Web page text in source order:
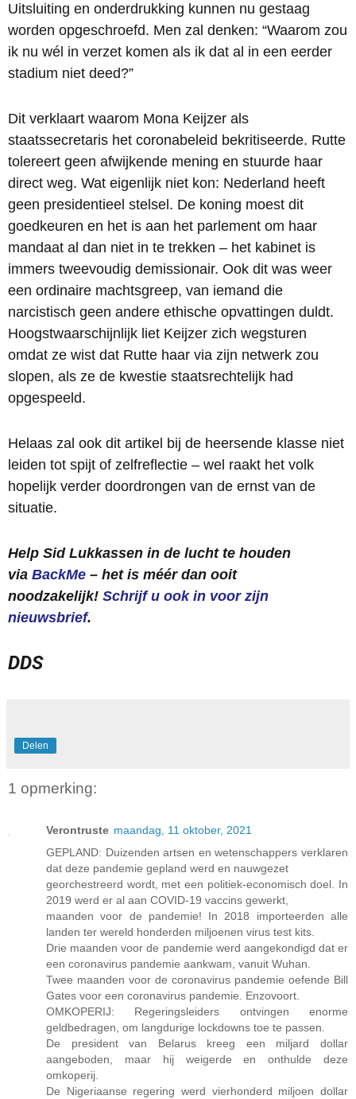
Uitsluiting en onderdrukking kunnen nu gestaag
worden opgeschroefd. Men zal denken: “Waarom zou
ik nu wél in verzet komen als ik dat al in een eerder
stadium niet deed?”
Dit verklaart waarom Mona Keijzer als
staatssecretaris het coronabeleid bekritiseerde. Rutte
tolereert geen afwijkende mening en stuurde haar
direct weg. Wat eigenlijk niet kon: Nederland heeft
geen presidentieel stelsel. De koning moest dit
goedkeuren en het is aan het parlement om haar
mandaat al dan niet in te trekken – het kabinet is
immers tweevoudig demissionair. Ook dit was weer
een ordinaire machtsgreep, van iemand die
narcistisch geen andere ethische opvattingen duldt.
Hoogstwaarschijnlijk liet Keijzer zich wegsturen
omdat ze wist dat Rutte haar via zijn netwerk zou
slopen, als ze de kwestie staatsrechtelijk had
opgespeeld.
Helaas zal ook dit artikel bij de heersende klasse niet
leiden tot spijt of zelfreflectie – wel raakt het volk
hopelijk verder doordrongen van de ernst van de
situatie.
Help Sid Lukkassen in de lucht te houden
via BackMe – het is méér dan ooit
noodzakelijk! Schrijf u ook in voor zijn
nieuwsbrief.
DDS
Delen
1 opmerking:
Verontruste maandag, 11 oktober, 2021
GEPLAND: Duizenden artsen en wetenschappers verklaren
dat deze pandemie gepland werd en nauwgezet
georchestreerd wordt, met een politiek-economisch doel. In
2019 werd er al aan COVID-19 vaccins gewerkt,
maanden voor de pandemie! In 2018 importeerden alle
landen ter wereld honderden miljoenen virus test kits.
Drie maanden voor de pandemie werd aangekondigd dat er
een coronavirus pandemie aankwam, vanuit Wuhan.
Twee maanden voor de coronavirus pandemie oefende Bill
Gates voor een coronavirus pandemie. Enzovoort.
OMKOPERIJ: Regeringsleiders ontvingen enorme
geldbedragen, om langdurige lockdowns toe te passen.
De president van Belarus kreeg een miljard dollar
aangeboden, maar hij weigerde en onthulde deze
omkoperij.
De Nigeriaanse regering werd vierhonderd miljoen dollar